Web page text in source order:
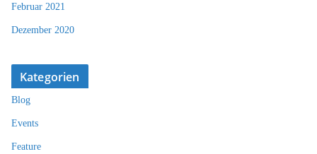
Februar 2021
Dezember 2020
Kategorien
Blog
Events
Feature